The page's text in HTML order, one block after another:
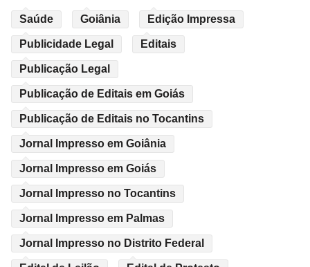
Saúde Goiânia Edição Impressa
Publicidade Legal Editais
Publicação Legal
Publicação de Editais em Goiás
Publicação de Editais no Tocantins
Jornal Impresso em Goiânia
Jornal Impresso em Goiás
Jornal Impresso no Tocantins
Jornal Impresso em Palmas
Jornal Impresso no Distrito Federal